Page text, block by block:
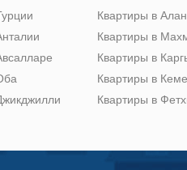
Квартиры в
Квартиры в
Квартиры в
Квартиры в
Квартиры в